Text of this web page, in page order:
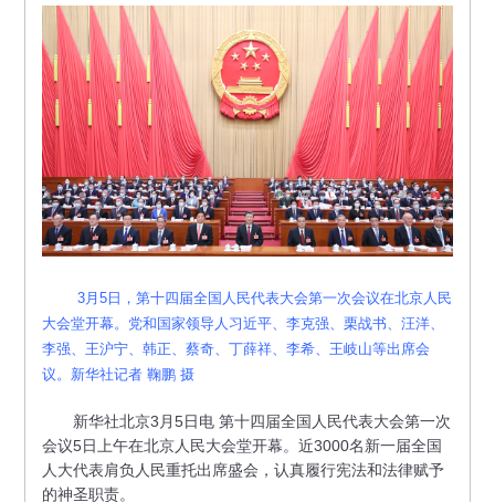
3月5日，第十四届全国人民代表大会第一次会议在北京人民
大会堂开幕。党和国家领导人习近平、李克强、栗战书、汪洋、
李强、王沪宁、韩正、蔡奇、丁薛祥、李希、王岐山等出席会
议。新华社记者 鞠鹏 摄
新华社北京3月5日电 第十四届全国人民代表大会第一次
会议5日上午在北京人民大会堂开幕。近3000名新一届全国
人大代表肩负人民重托出席盛会，认真履行宪法和法律赋予
的神圣职责。